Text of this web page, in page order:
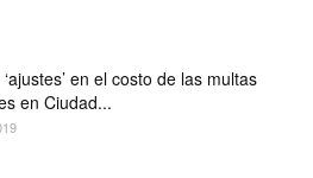
en el costo de las multas
en Ciudad...